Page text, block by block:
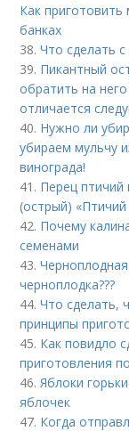
Как
банках
38.Что сделать
39. Пикантный
обратить на
отличается
40. Нужно ли
убираем мульчу
винограда!
41. Перец птичий
(острый) «Птичий
42. Почему
семенами
43.
черноплодка???
44.Что сделать,
принципы
45. Как повидло
приготовления
46.Яблоки
яблочек
47. Когда